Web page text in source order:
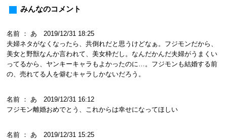
みんなのコメント
名前 ： あ 2019/12/31 18:25
夫婦ネタがなくなったら、共倒れだと思うけどなぁ。フジモンだから、
美女と野獣なんか言われて、美女枠だし。なんだかんだ夫婦がうまくい
ってるから、ヤンキーキャラもよかったのに…。フジモンも結婚する前
の、売れてる人を僻むキャラしかないだろう。
名前 ： あ 2019/12/31 16:12
フジモン離婚おめでとう、これからは幸せになってほしい
名前 ： あ 2019/12/31 15:25